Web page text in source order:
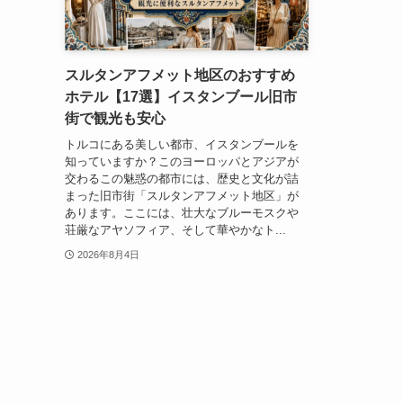
スルタンアフメット地区のおすすめ
ホテル【17選】イスタンブール旧市
街で観光も安心
トルコにある美しい都市、イスタンブールを
知っていますか？このヨーロッパとアジアが
交わるこの魅惑の都市には、歴史と文化が詰
まった旧市街「スルタンアフメット地区」が
あります。ここには、壮大なブルーモスクや
荘厳なアヤソフィア、そして華やかなト...
2026年8月4日